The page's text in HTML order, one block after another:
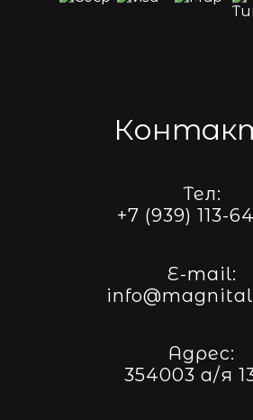
Тел:
+7 (939) 113-
E-mail:
Адрес:
354003 а/я